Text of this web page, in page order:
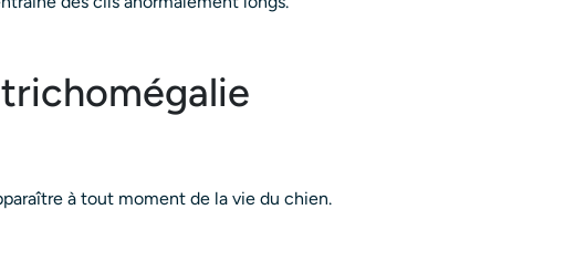
à tout moment de la vie du chien.